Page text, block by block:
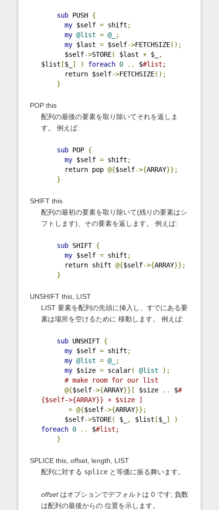
sub PUSH {
my $self = shift ;
my @list = @_
;
my $last = $self->FETCHSIZE();
$self->STORE( $last + $_
,
$list [$_ ] ) foreach 0 .. $#list;
return $self->FETCHSIZE();
}
POP this
配列の最後の要素を取り除いてそれを返しま
す。 例えば:
sub POP {
my $self = shift ;
return pop @{$self->{ARRAY}};
}
SHIFT this
配列の最初の要素を取り除いて(残りの要素はシ
フトします)、その要素を返します。 例えば:
sub SHIFT {
my $self = shift ;
return shift @{$self->{ARRAY}};
}
UNSHIFT this, LIST
LIST 要素を配列の先頭に挿入し、すでにある要
素は場所を空けるために 移動します。 例えば:
sub UNSHIFT {
my $self = shift ;
my @list = @_
;
my $size = scalar( @list
);
# make room for our list
@{$self->{ARRAY}}[ $size .. $#
{$self->{ARRAY}} + $size ]
= @{$self->{ARRAY}};
$self->STORE( $_ , $list [$_ ]
)
foreach 0 .. $#list;
}
SPLICE this, offset, length, LIST
配列に対する spliceと等価に振る舞います。
offsetはオプションでデフォルトは 0 です; 負数
は配列の最後からの 位置を示します。